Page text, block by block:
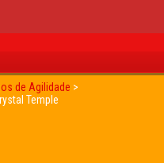
de Agilidade >
Temple